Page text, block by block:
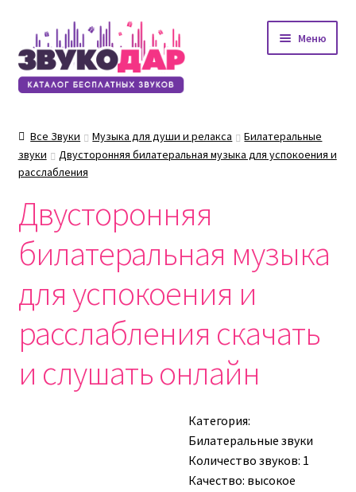
Перейти
к
навигации
Перейти
к
содержимому
Меню
Все Звуки Музыка для души и релакса
Билатеральные
звуки
Двусторонняя билатеральная музыка для успокоения и
расслабления
Двусторонняя
билатеральная музыка
для успокоения и
расслабления скачать
и слушать онлайн
Категория:
Билатеральные звуки
Количество звуков: 1
Качество: высокое